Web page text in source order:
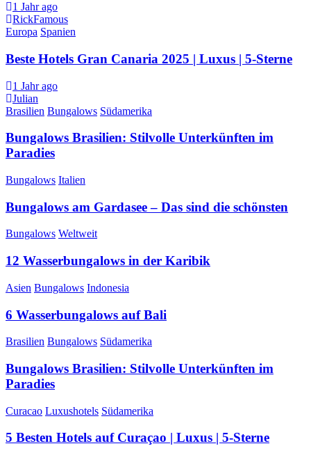
1 Jahr ago
RickFamous
Europa Spanien
Beste Hotels Gran Canaria 2025 | Luxus | 5-Sterne
1 Jahr ago
Julian
Brasilien Bungalows Südamerika
Bungalows Brasilien: Stilvolle Unterkünften im
Paradies
Bungalows Italien
Bungalows am Gardasee – Das sind die schönsten
Bungalows Weltweit
12 Wasserbungalows in der Karibik
Asien Bungalows Indonesia
6 Wasserbungalows auf Bali
Brasilien Bungalows Südamerika
Bungalows Brasilien: Stilvolle Unterkünften im
Paradies
Curacao Luxushotels Südamerika
5 Besten Hotels auf Curaçao | Luxus | 5-Sterne